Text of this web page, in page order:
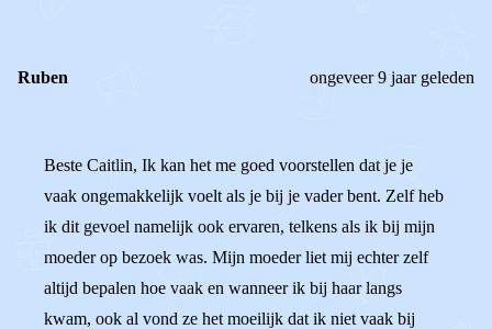
Ruben ongeveer 9 jaar geleden
Beste Caitlin, Ik kan het me goed voorstellen dat je je
vaak ongemakkelijk voelt als je bij je vader bent. Zelf heb
ik dit gevoel namelijk ook ervaren, telkens als ik bij mijn
moeder op bezoek was. Mijn moeder liet mij echter zelf
altijd bepalen hoe vaak en wanneer ik bij haar langs
kwam, ook al vond ze het moeilijk dat ik niet vaak bij